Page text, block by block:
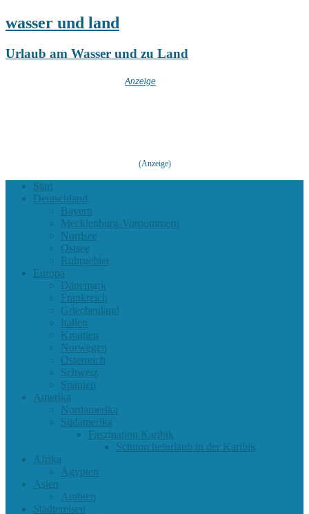
wasser und land
Urlaub am Wasser und zu Land
(Anzeige)
Start
Deutschland
Bayern
Mecklenburg-Vorpommern
Nordsee
Ostsee
Ruhrgebiet
Europa
Dänemark
Frankreich
Griechenland
Italien
Kroatien
Norwegen
Österreich
Schweiz
Spanien
Amerika
Nordamerika
Südamerika
Faszination Karibik
Schnorchelurlaub in der Karibik
Afrika
Ägypten
Asien
Arabien
Städtereisen